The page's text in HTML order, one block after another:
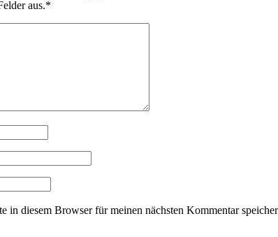
aus.*
in diesem Browser für meinen nächsten Kommentar